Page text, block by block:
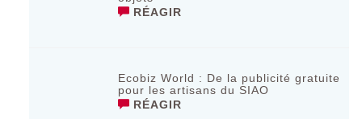
RÉAGIR
Ecobiz World : De la publicité gratuite
pour les artisans du SIAO
RÉAGIR